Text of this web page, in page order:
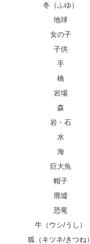
冬（ふゆ）
地球
女の子
子供
手
橋
岩場
森
岩・石
水
海
巨大魚
帽子
廃墟
恐竜
牛（ウシ/うし）
狐（キツネ/きつね）